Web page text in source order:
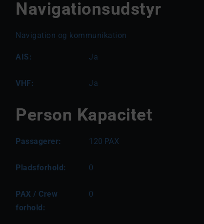
Navigationsudstyr
Navigation og kommunikation
AIS: Ja
VHF: Ja
Person Kapacitet
Passagerer: 120 PAX
Pladsforhold: 0
PAX / Crew
forhold:
0